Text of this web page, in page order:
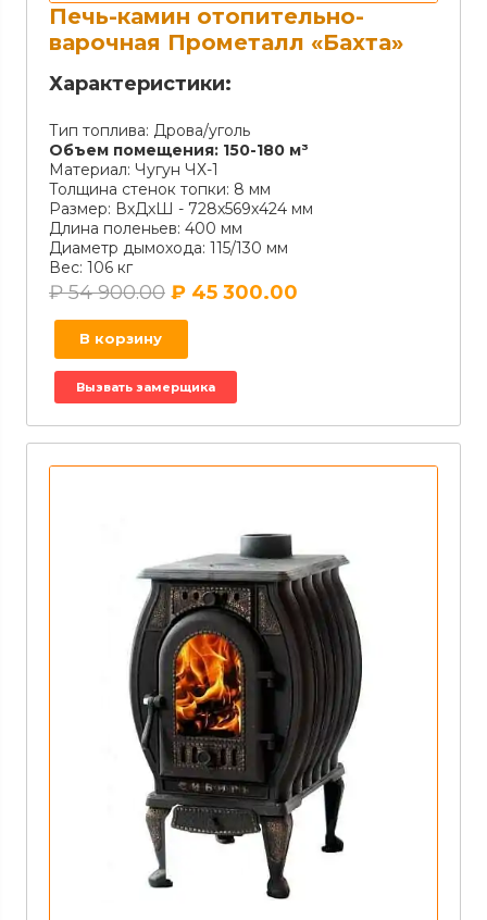
Печь-камин отопительно-
варочная Прометалл «Бахта»
Характеристики:
Тип топлива: Дрова/уголь
Объем помещения: 150-180 м³
Материал: Чугун ЧХ-1
Толщина стенок топки: 8 мм
Размер: ВхДхШ - 728х569х424 мм
Длина поленьев: 400 мм
Диаметр дымохода: 115/130 мм
Вес: 106 кг
₽54 900.00 ₽ 45 300.00
В корзину
Вызвать замерщика